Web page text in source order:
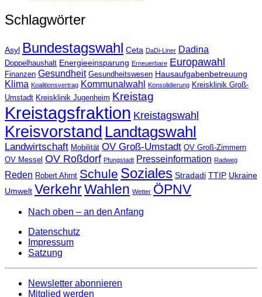
Schlagwörter
Asyl Bundestagswahl Ceta DaDi-Liner Dadina
Doppelhaushalt Energieeinsparung Erneuerbare Europawahl
Finanzen Gesundheit Gesundheitswesen Hausaufgabenbetreuung
Klima Koalitionsvertrag Kommunalwahl Konsolidierung Kreisklinik Groß-
Umstadt Kreisklinik Jugenheim Kreistag
Kreistagsfraktion Kreistagswahl
Kreisvorstand Landtagswahl
Landwirtschaft Mobilität OV Groß-Umstadt OV Groß-Zimmern
OV Messel OV Roßdorf Pfungstadt Presseinformation Radweg
Reden Robert Ahrnt Schule Soziales Stradadi TTIP Ukraine
Umwelt VerkehrWahlen Wetter ÖPNV
Nach oben – an den Anfang
Datenschutz
Impressum
Satzung
Newsletter abonnieren
Mitglied werden